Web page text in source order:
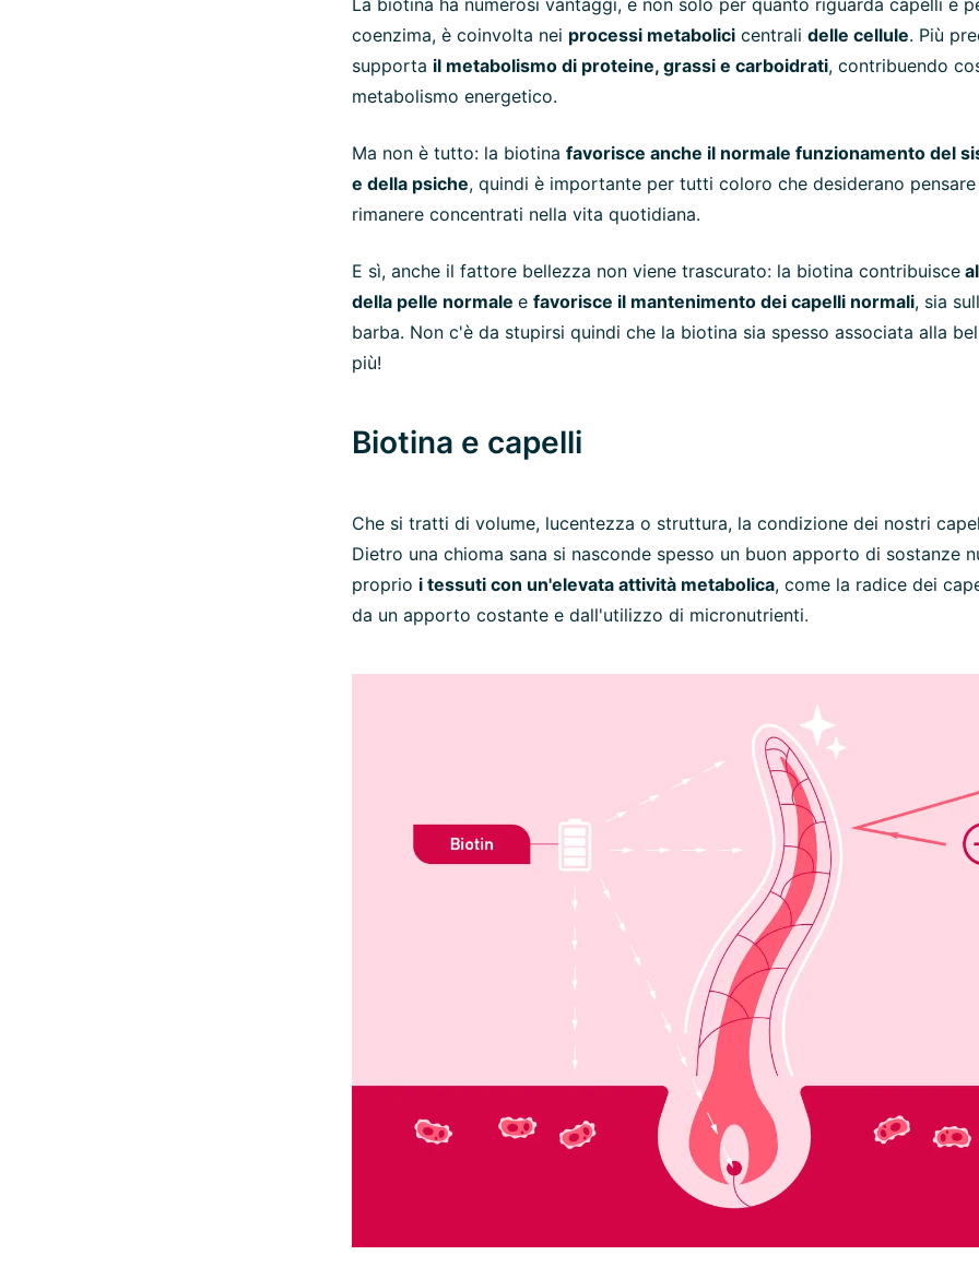
coenzima, è coinvolta nei processi metabolici centrali delle cellule. Più
supporta il metabolismo di proteine, grassi e carboidrati, contribuendo
metabolismo energetico.
Ma non è tutto: la biotina favorisce anche il normale funzionamento del
e della psiche, quindi è importante per tutti coloro che desiderano
rimanere concentrati nella vita quotidiana.
E sì, anche il fattore bellezza non viene trascurato: la biotina contribuisce
della pelle normale e favorisce il mantenimento dei capelli normali, sia
barba. Non c'è da stupirsi quindi che la biotina sia spesso associata alla
più!
Biotina e capelli
Che si tratti di volume, lucentezza o struttura, la condizione dei nostri
Dietro una chioma sana si nasconde spesso un buon apporto di sostanze
proprio i tessuti con un'elevata attività metabolica, come la radice dei
da un apporto costante e dall'utilizzo di micronutrienti.